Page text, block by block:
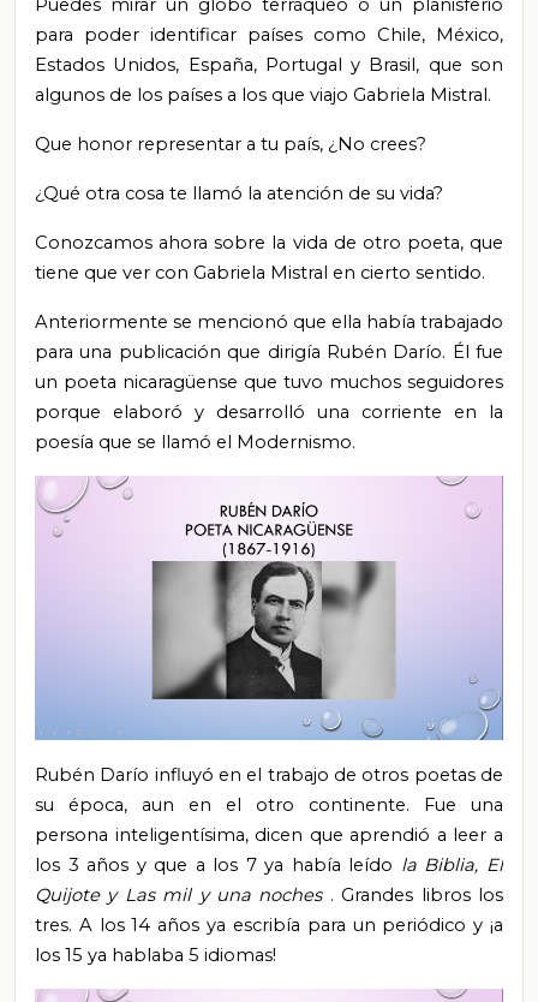
Puedes mirar un globo terráqueo o un planisferio
para poder identificar países como Chile, México,
Estados Unidos, España, Portugal y Brasil, que son
algunos de los países a los que viajo Gabriela Mistral.
Que honor representar a tu país, ¿No crees?
¿Qué otra cosa te llamó la atención de su vida?
Conozcamos ahora sobre la vida de otro poeta, que
tiene que ver con Gabriela Mistral en cierto sentido.
Anteriormente se mencionó que ella había trabajado
para una publicación que dirigía Rubén Darío. Él fue
un poeta nicaragüense que tuvo muchos seguidores
porque elaboró y desarrolló una corriente en la
poesía que se llamó el Modernismo.
Rubén Darío influyó en el trabajo de otros poetas de
su época, aun en el otro continente. Fue una
persona inteligentísima, dicen que aprendió a leer a
los 3 años y que a los 7 ya había leído la Biblia, El
Quijote y Las mil y una noches . Grandes libros los
tres. A los 14 años ya escribía para un periódico y ¡a
los 15 ya hablaba 5 idiomas!